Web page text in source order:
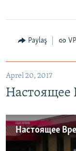
Paylaş
Aprel 20, 2017
Настоящее
Настоящее